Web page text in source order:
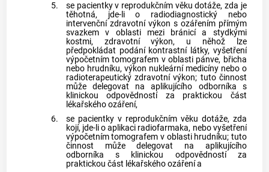
5.
se pacientky v reprodukčním věku dotáže, zda je
těhotná, jde-li o radiodiagnostický nebo
intervenční zdravotní výkon s ozářením přímým
svazkem v oblasti mezi bránicí a stydkými
kostmi, zdravotní výkon, u něhož lze
předpokládat podání kontrastní látky, vyšetření
výpočetním tomografem v oblasti pánve, břicha
nebo hrudníku, výkon nukleární medicíny nebo o
radioterapeutický zdravotní výkon; tuto činnost
může delegovat naaplikujícího odborníka s
klinickou odpovědnostíza praktickou část
lékařského ozáření,
6.
se pacientky v reprodukčním věku dotáže, zda
kojí, jde-li o aplikaci radiofarmaka, nebo vyšetření
výpočetním tomografem v oblasti hrudníku; tuto
činnost může delegovat na aplikujícího
odborníka s klinickou odpovědnostíza
praktickou část lékařského ozářenía